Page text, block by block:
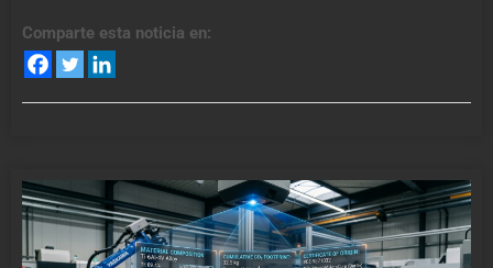
Comparte esta noticia en: